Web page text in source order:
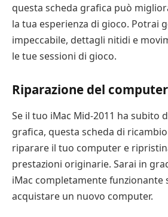
questa scheda grafica può
la tua esperienza di gioco. Potrai
impeccabile, dettagli nitidi e
le tue sessioni di gioco.
Riparazione del computer
Se il tuo iMac Mid-2011 ha subito
grafica, questa scheda di
riparare il tuo computer e
prestazioni originarie. Sarai in
iMac completamente funzionante
acquistare un nuovo computer.